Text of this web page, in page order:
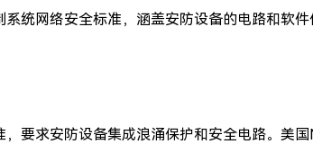
系统网络安全标准，涵盖安防设备的电路和软
要求安防设备集成浪涌保护和安全电路。美国